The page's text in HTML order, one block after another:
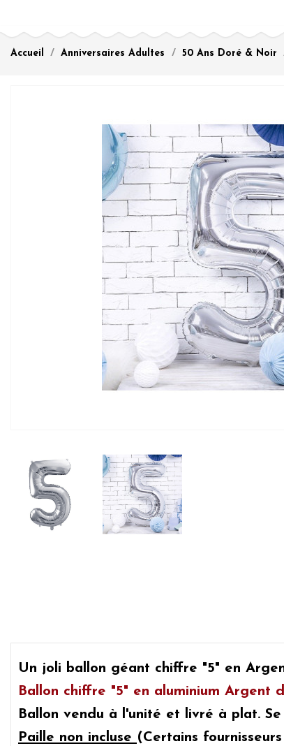
Accueil Anniversaires Adultes 50 Ans Doré & Noir
Un joli ballon géant chiffre "5" en
Ballon chiffre "5" en aluminium Argent
Ballon vendu à l'unité et livré à plat.
Paille non incluse (Certains